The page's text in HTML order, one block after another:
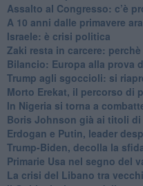
Assalto al Congresso: c’è
A 10 anni dalle primavere
Israele: è crisi politica
Zaki resta in carcere:
Bilancio: Europa alla prova
Trump agli sgoccioli: si
Morto Erekat, il percorso di
In Nigeria si torna a
Boris Johnson già ai titoli di
Erdogan e Putin, leader
Trump-Biden, decolla la
Primarie Usa nel segno del
La crisi del Libano tra